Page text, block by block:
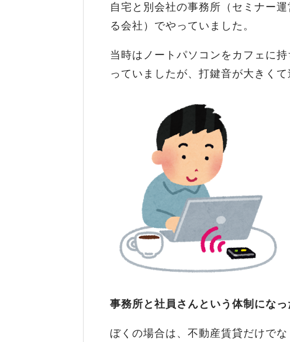
自宅と別会社の事務所（セミナー
る会社）でやっていました。
当時はノートパソコンをカフェに
っていましたが、打鍵音が大きく
事務所と社員さんという体制にな
ぼくの場合は、不動産賃貸だけで